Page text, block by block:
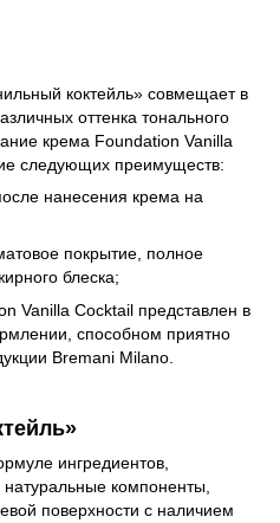
коктейль» совмещает в
оттенка тонального
крема Foundation Vanilla
следующих преимуществ:
нанесения крема на
покрытие, полное
блеска;
Vanilla Cocktail представлен в
способном приятно
Bremani Milano.
ингредиентов,
натуральные компоненты,
поверхности с наличием